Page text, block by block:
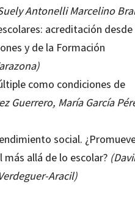
Antonelli Marcelino
acreditación desde
y de la Formación
como condiciones de
Guerrero, María García
social.
más allá de lo escolar?
Aracil)